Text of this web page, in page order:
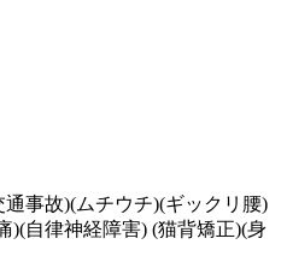
事故)(ムチウチ)(ギックリ腰)
)(自律神経障害) (猫背矯正)(身